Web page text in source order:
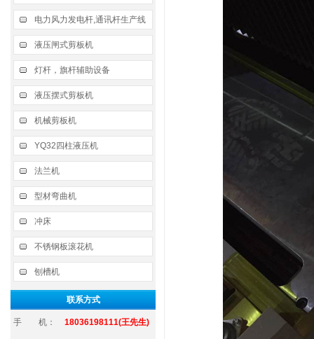
电力风力发电杆,通讯杆生产线
液压闸式剪板机
灯杆，旗杆辅助设备
液压摆式剪板机
机械剪板机
YQ32四柱液压机
法兰机
型材弯曲机
冲床
不锈钢板滚花机
刨槽机
联系方式
手 机： 18036198111(王先生)